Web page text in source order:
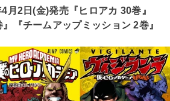
月2日(金)発売『ヒロアカ 30巻』
』『チームアップミッション 2巻』